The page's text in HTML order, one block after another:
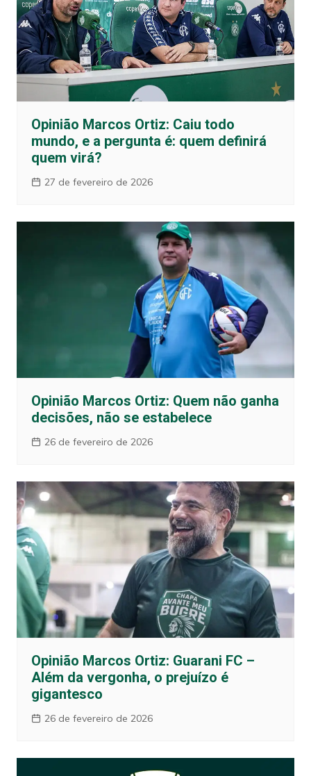
Opinião Marcos Ortiz: Caiu todo
mundo, e a pergunta é: quem definirá
quem virá?
27 de fevereiro de 2026
Opinião Marcos Ortiz: Quem não ganha
decisões, não se estabelece
26 de fevereiro de 2026
Opinião Marcos Ortiz: Guarani FC –
Além da vergonha, o prejuízo é
gigantesco
26 de fevereiro de 2026